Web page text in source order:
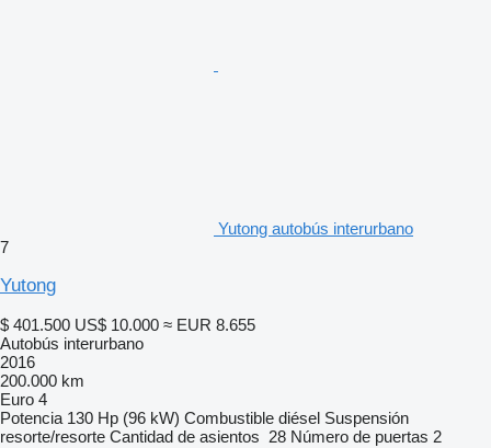
Yutong autobús interurbano
7
Yutong
$ 401.500 US$ 10.000 ≈ EUR 8.655
Autobús interurbano
2016
200.000 km
Euro 4
Potencia 130 Hp (96 kW) Combustible diésel Suspensión
resorte/resorte Cantidad de asientos 28 Número de puertas 2